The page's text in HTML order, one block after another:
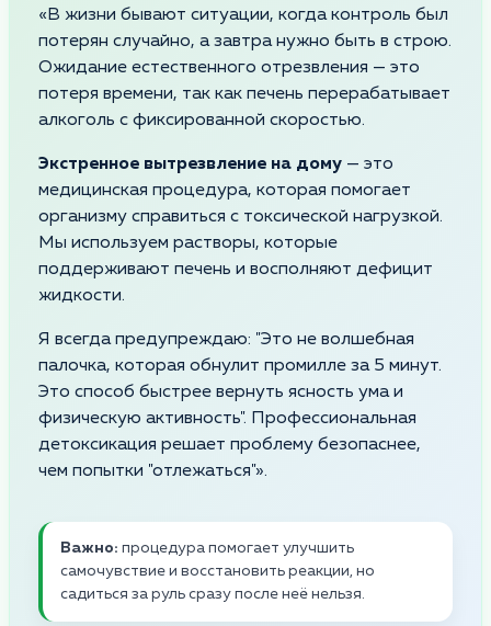
«В жизни бывают ситуации, когда контроль был
потерян случайно, а завтра нужно быть в строю.
Ожидание естественного отрезвления — это
потеря времени, так как печень перерабатывает
алкоголь с фиксированной скоростью.
Экстренное вытрезвление на дому — это
медицинская процедура, которая помогает
организму справиться с токсической нагрузкой.
Мы используем растворы, которые
поддерживают печень и восполняют дефицит
жидкости.
Я всегда предупреждаю: "Это не волшебная
палочка, которая обнулит промилле за 5 минут.
Это способ быстрее вернуть ясность ума и
физическую активность". Профессиональная
детоксикация решает проблему безопаснее,
чем попытки "отлежаться"».
Важно: процедура помогает улучшить
самочувствие и восстановить реакции, но
садиться за руль сразу после неё нельзя.